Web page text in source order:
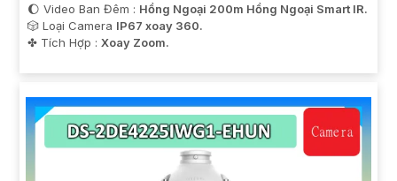
🌔 Video Ban Đêm : Hồng Ngoại 200m Hồng Ngoại Smart IR.
🎲 Loại Camera IP67 xoay 360.
️✤ Tích Hợp : Xoay Zoom.